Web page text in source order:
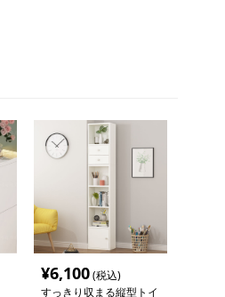
¥6,100(税込)
すっきり収まる縦型トイ